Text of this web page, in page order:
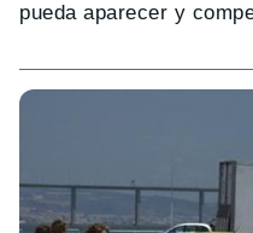
pueda aparecer y